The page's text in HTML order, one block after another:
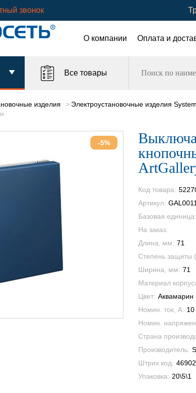
звонок
О компании Оплата и
Все товары
изделия Электроустановочные изделия
-5%
Код товара:
Артикул:
Базовая единица:
На заказ:
Длина, мм: 71
Степень защиты
Ширина, мм: 71
Материал
Цвет: Аквамарин
Номин. ток, А: 10
Номин.
Страна
Производитель:
Штрих код:
Упаковка: 20\5\1